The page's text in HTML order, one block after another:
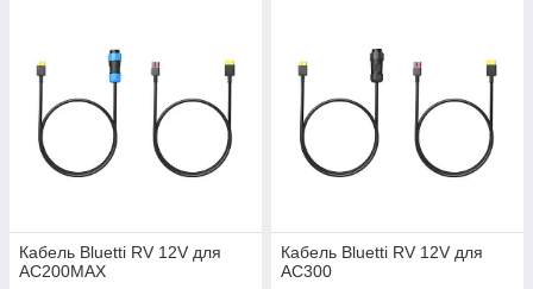
Кабель Bluetti RV 12V для
AC200MAX
Кабель Bluetti RV 12V для
AC300